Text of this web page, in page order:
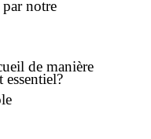
notre
de manière